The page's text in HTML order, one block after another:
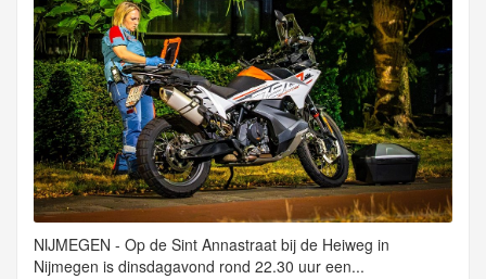
NIJMEGEN - Op de Sint Annastraat bij de Heiweg in
Nijmegen is dinsdagavond rond 22.30 uur een...